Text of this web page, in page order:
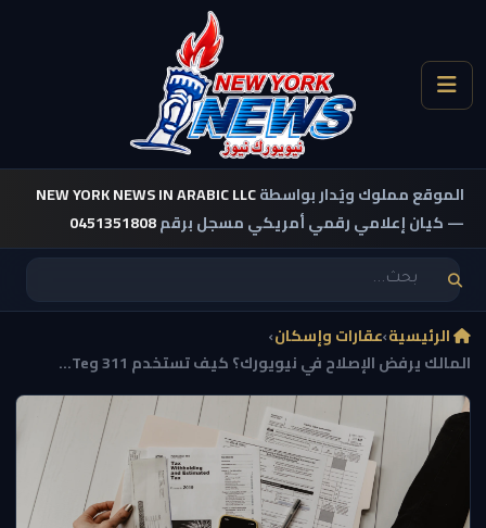
الموقع مملوك ويُدار بواسطةNEW YORK NEWS IN ARABIC LLC
— كيان إعلامي رقمي أمريكي مسجل برقم0451351808
الرئيسية›عقارات وإسكان›
المالك يرفض الإصلاح في نيويورك؟ كيف تستخدم 311 وTe...